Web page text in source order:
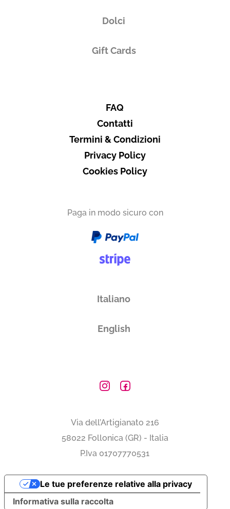
Dolci
Gift Cards
FAQ
Contatti
Termini & Condizioni
Privacy Policy
Cookies Policy
Paga in modo sicuro con
Italiano
English
Via dell’Artigianato 216
58022 Follonica (GR) - Italia
P.Iva 01707770531
Informativa sulla raccolta
Le tue preferenze relative alla privacy